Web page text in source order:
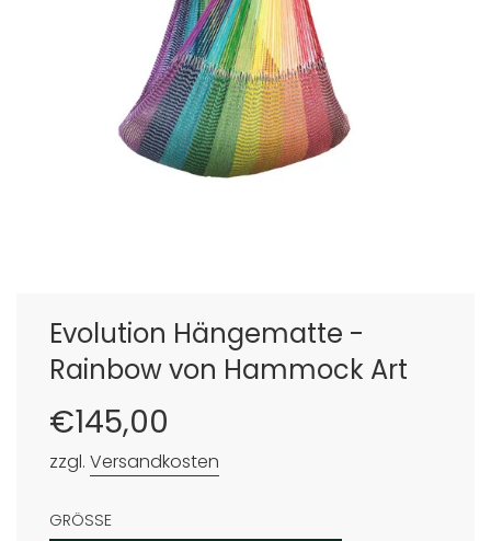
Evolution Hängematte -
Rainbow von Hammock Art
Sonderpreis
Normaler
Preis
€145,00
zzgl. Versandkosten
GRÖSSE